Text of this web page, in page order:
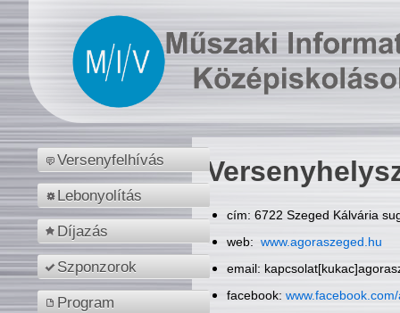
Versenyfelhívás
Lebonyolítás
Díjazás
Szponzorok
Program
cím: 6722 Szeged Kálvária
web: www.agoraszeged.hu
email:
facebook: